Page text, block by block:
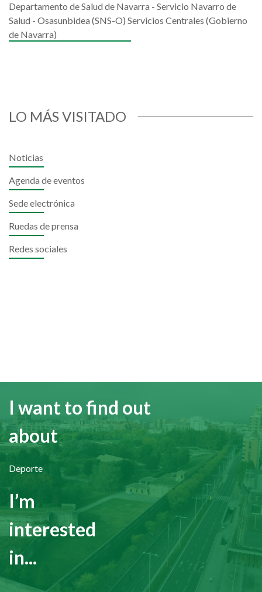
Departamento de Salud de Navarra - Servicio Navarro de
Salud - Osasunbidea (SNS-O) Servicios Centrales (Gobierno
de Navarra)
LO MÁS VISITADO
Noticias
Agenda de eventos
Sede electrónica
Ruedas de prensa
Redes sociales
I want to find out
about
Deporte
I’m
interested
in...